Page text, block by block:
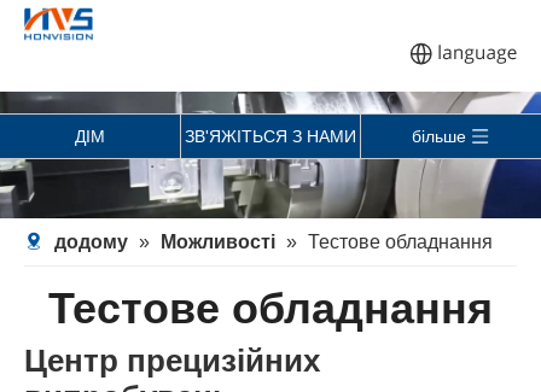
ДІМ ЗВ'ЯЖІТЬСЯ З НАМИ більше
додому » Можливості » Тестове обладнання
Тестове обладнання
Центр прецизійних